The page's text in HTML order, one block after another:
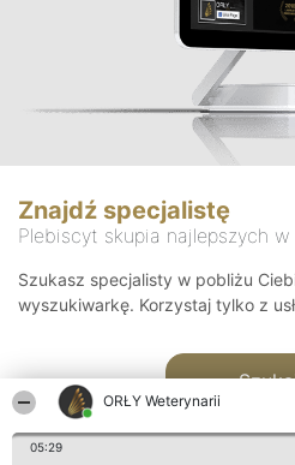
ORŁY Weterynarii
05:29
Znajdź specjalistę
Plebiscyt skupia najlepszych
Szukasz specjalisty w pobliżu
wyszukiwarkę. Korzystaj tylko z